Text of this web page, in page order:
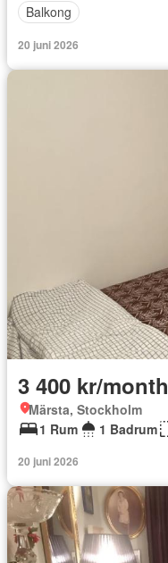
Balkong
20 juni 2026
3 400 kr/month
Märsta, Stockholm
1 Rum
1 Badrum
20 juni 2026